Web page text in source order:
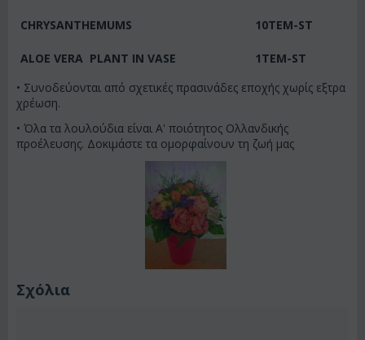
CHRYSANTHEMUMS 10TEM-ST
ALOE VERA PLANT IN VASE 1TEM-ST
• Συνοδεύονται από σχετικές πρασινάδες εποχής χωρίς εξτρα
χρέωση.
• Όλα τα λουλούδια είναι Α' ποιότητος Ολλανδικής
προέλευσης. Δοκιμάστε τα ομορφαίνουν τη ζωή μας
Σχόλια